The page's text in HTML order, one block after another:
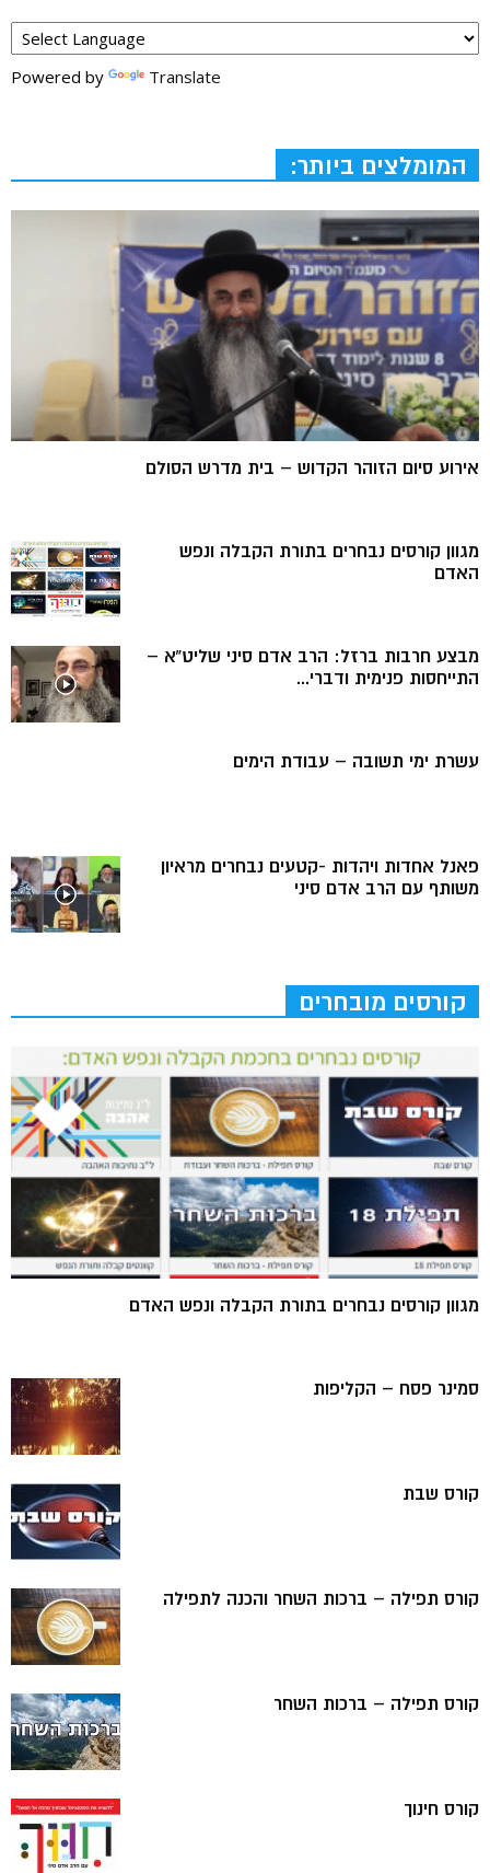
Powered by Translate
המומלצים ביותר:
אירוע סיום הזוהר הקדוש – בית מדרש הסולם
מגוון קורסים נבחרים בתורת הקבלה ונפש
האדם
מבצע חרבות ברזל: הרב אדם סיני שליט”א –
התייחסות פנימית ודברי...
עשרת ימי תשובה – עבודת הימים
פאנל אחדות ויהדות -קטעים נבחרים מראיון
משותף עם הרב אדם סיני
קורסים מובחרים
מגוון קורסים נבחרים בתורת הקבלה ונפש האדם
סמינר פסח – הקליפות
קורס שבת
קורס תפילה – ברכות השחר והכנה לתפילה
קורס תפילה – ברכות השחר
קורס חינוך